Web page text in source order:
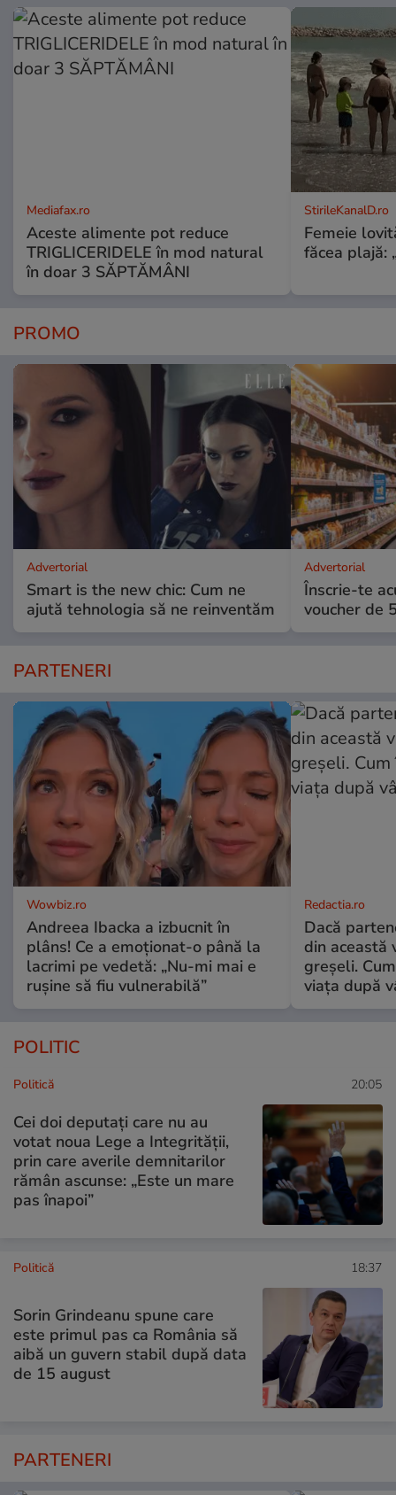
Mediafax.ro
Aceste alimente pot reduce
TRIGLICERIDELE în mod natural
în doar 3 SĂPTĂMÂNI
StirileKanalD.ro
Femeie
făcea plajă:
PROMO
Advertorial
Smart is the new chic: Cum ne
ajută tehnologia să ne reinventăm
Advertorial
Înscrie-te
voucher de
PARTENERI
Wowbiz.ro
Andreea Ibacka a izbucnit în
plâns! Ce a emoționat-o până la
lacrimi pe vedetă: „Nu-mi mai e
rușine să fiu vulnerabilă”
Redactia.ro
Dacă
din această
greșeli.
viața după
POLITIC
Politică 20:05
Cei doi deputați care nu au
votat noua Lege a Integrității,
prin care averile demnitarilor
rămân ascunse: „Este un mare
pas înapoi”
Politică 18:37
Sorin Grindeanu spune care
este primul pas ca România să
aibă un guvern stabil după data
de 15 august
PARTENERI